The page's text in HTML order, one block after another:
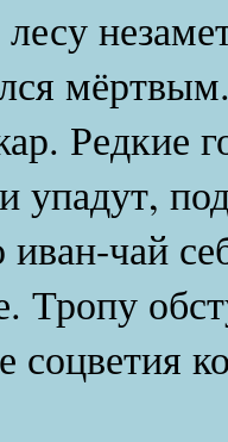
Редкие
упадут,
чай
Тропу
соцветия